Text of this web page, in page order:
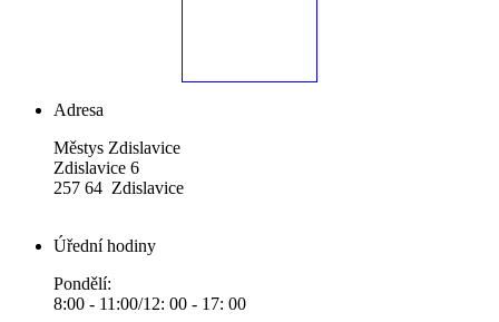
Adresa
Městys Zdislavice
Zdislavice 6
257 64 Zdislavice
Úřední hodiny
Pondělí:
8:00 - 11:00/12: 00 - 17: 00